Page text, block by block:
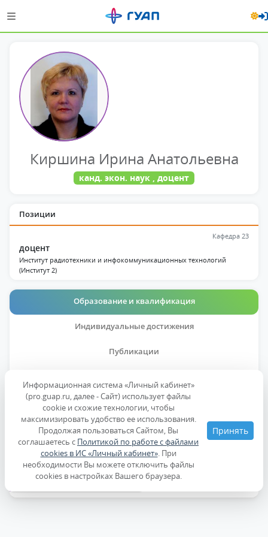
Киршина Ирина Анатольевна
канд. экон. наук , доцент
Позиции
Кафедра 23
доцент
Институт радиотехники и инфокоммуникационных технологий
(Институт 2)
Образование и квалификация
Индивидуальные достижения
Публикации
Образование
Ученые степени, звания
Повышение квалификации
Информационная система «Личный кабинет»
(pro.guap.ru, далее - Сайт) использует файлы
cookie и схожие технологии, чтобы
максимизировать удобство ее использования.
Продолжая пользоваться Сайтом, Вы
соглашаетесь с Политикой по работе с файлами
cookies в ИС «Личный кабинет». При
необходимости Вы можете отключить файлы
cookies в настройках Вашего браузера.
Принять